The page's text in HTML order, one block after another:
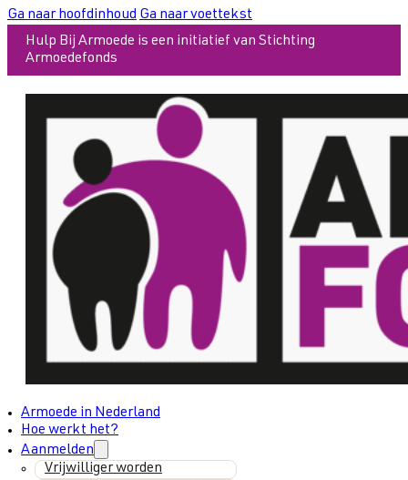
Ga naar hoofdinhoud Ga naar voettekst
Hulp Bij Armoede is een initiatief van Stichting
Armoedefonds
Armoede in Nederland
Hoe werkt het?
Aanmelden
Vrijwilliger worden